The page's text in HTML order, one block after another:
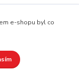
e-shopu byl co